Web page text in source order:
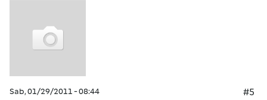
Sab, 01/29/2011 - 08:44
#5